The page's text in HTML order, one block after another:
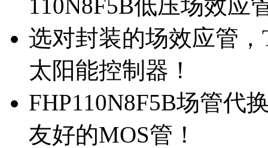
110N8F5B低压场效应
选对封装的场效应管
太阳能控制器！
FHP110N8F5B场管代
友好的MOS管！